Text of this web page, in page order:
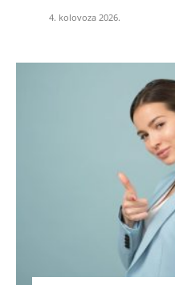
4. kolovoza 2026.